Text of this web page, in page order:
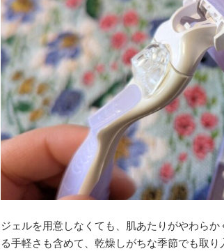
ジェルを用意しなくても、肌あたりがやわら
る手軽さも含めて、乾燥しがちな季節でも取り